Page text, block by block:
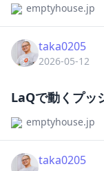
emptyhouse.jp
taka0205
2026-05-12
LaQで動くプッ
emptyhouse.jp
taka0205